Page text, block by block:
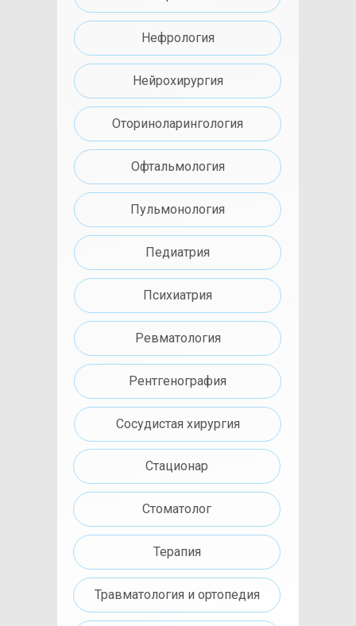
Рентгенография
Психиатрия
Оториноларингология
Сосудистая хирургия
Стационар
Стоматолог
Терапия
Пульмонология
Офтальмология
Нейрохирургия
Травматология и ортопедия
Ревматология
Педиатрия
Нефрология